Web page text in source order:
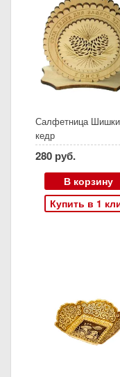
Салфетница
кедр
280 руб.
В корзину
Купить в 1